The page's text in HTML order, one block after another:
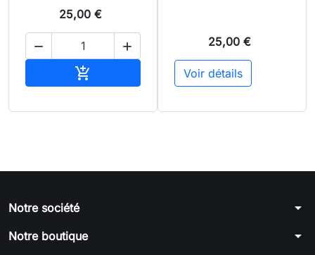
25,00 €
 

25,00 €
Voir détails
Notre société arrow_drop_down
Notre boutique arrow_drop_down